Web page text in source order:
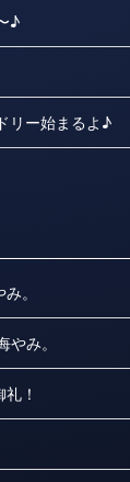
♪
リー始まるよ♪
。
やみ。
！